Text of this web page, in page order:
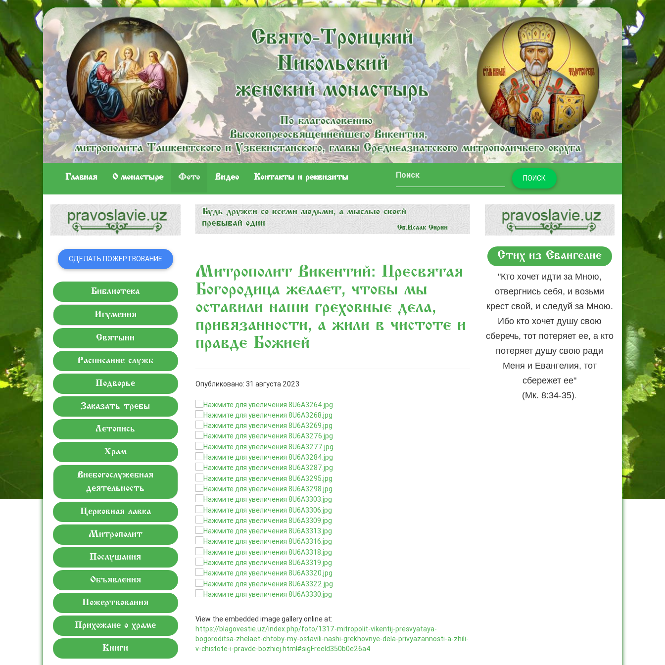
Главная O монастыре Фото Видео Контакты и реквизиты ПОИСК
СДЕЛАТЬ ПОЖЕРТВОВАНИЕ
Библиотека
Игумения
Святыни
Расписание служб
Подворье
Заказать требы
Летопись
Храм
Внебогослужебная
деятельность
Церковная лавка
Митрополит
Послушания
Объявления
Пожертвования
Прихожане о храме
Книги
Митрополит Викентий: «Пресвятая
Богородица желает, чтобы мы
оставили наши греховные дела,
привязанности, а жили в чистоте и
правде Божией»
Опубликовано: 31 августа 2023
View the embedded image gallery online at:
https://blagovestie.uz/index.php/foto/1317-mitropolit-vikentij-presvyataya-
bogoroditsa-zhelaet-chtoby-my-ostavili-nashi-grekhovnye-dela-privyazannosti-a-zhili-
v-chistote-i-pravde-bozhiej.html#sigFreeId350b0e26a4
Стих из Евангелие
"Кто хочет идти за Мною,
отвергнись себя, и возьми
крест свой, и следуй за Мною.
Ибо кто хочет душу свою
сберечь, тот потеряет ее, а кто
потеряет душу свою ради
Меня и Евангелия, тот
сбережет ее"
(Мк. 8:34-35).